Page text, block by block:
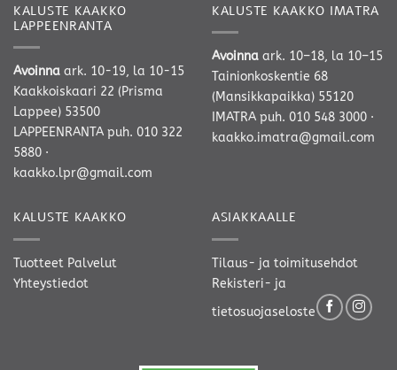
KALUSTE KAAKKO
LAPPEENRANTA
Avoinna ark. 10-19, la 10-15
Kaakkoiskaari 22 (Prisma
Lappee) 53500
LAPPEENRANTA puh. 010 322
5880 ·
kaakko.lpr@gmail.com
KALUSTE KAAKKO IMATRA
Avoinna ark. 10–18, la 10–15
Tainionkoskentie 68
(Mansikkapaikka) 55120
IMATRA puh. 010 548 3000 ·
kaakko.imatra@gmail.com
KALUSTE KAAKKO
Tuotteet Palvelut
Yhteystiedot
ASIAKKAALLE
Tilaus- ja toimitusehdot
Rekisteri- ja
tietosuojaseloste